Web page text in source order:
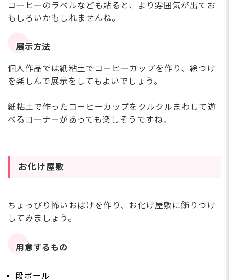
コーヒーのラベルなども貼ると、より雰囲気が出てお
もしろいかもしれませんね。
展示方法
個人作品では紙粘土でコーヒーカップを作り、絵つけ
を楽しんで展示をしてもよいでしょう。
紙粘土で作ったコーヒーカップをクルクルまわして遊
べるコーナーがあっても楽しそうですね。
お化け屋敷
ちょっぴり怖いおばけを作り、お化け屋敷に飾りつけ
してみましょう。
用意するもの
段ボール